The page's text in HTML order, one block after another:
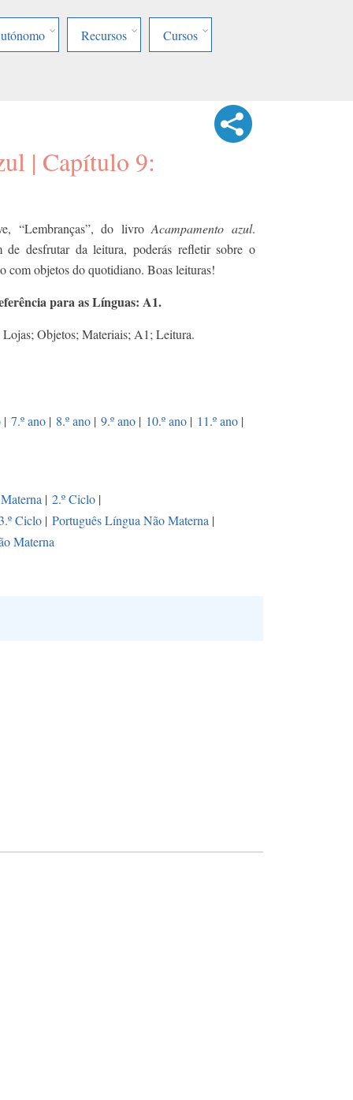
Recursos Cursos
| Capítulo 9:
“Lembranças”, do livroAcampamento azul.
de desfrutar da leitura, poderás refletir sobre o
com objetos do quotidiano. Boas leituras!
para as Línguas: A1.
Objetos; Materiais; A1; Leitura.
| 7.º ano | 8.º ano | 9.º ano | 10.º ano | 11.º ano |
| 2.º Ciclo |
Ciclo | Português Língua Não Materna |
Materna